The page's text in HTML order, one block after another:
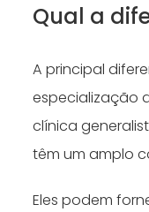
Qual a
A principal
especialização
clínica
têm um amplo
Eles podem